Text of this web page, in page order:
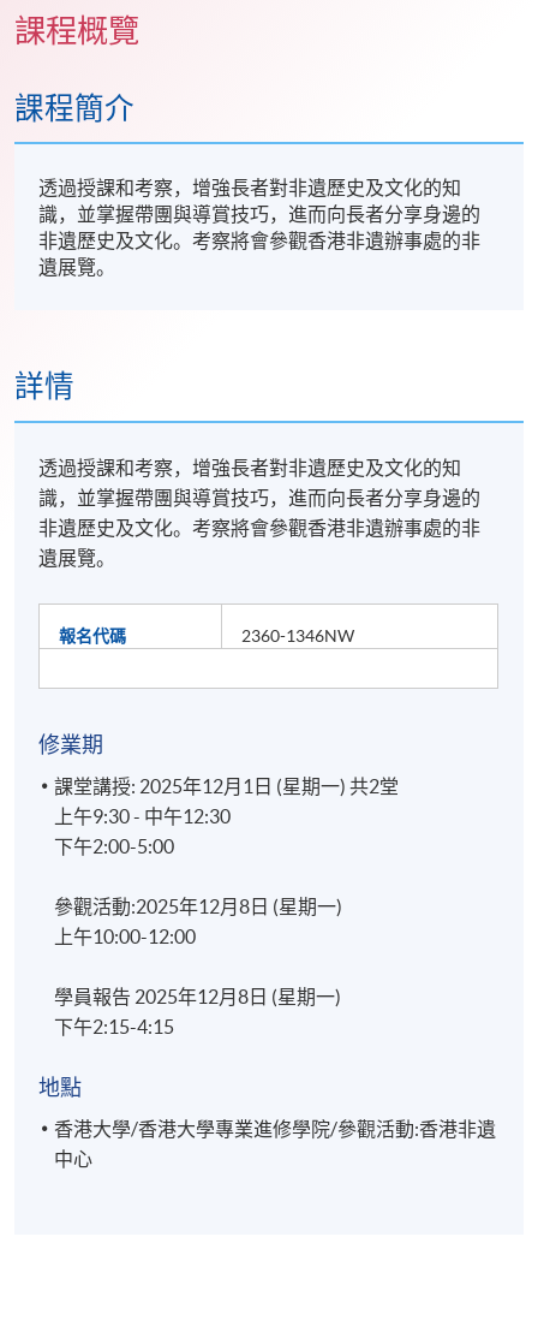
課程概覽
課程簡介
透過授課和考察，增強長者對非遺歷史及文化的知
識，並掌握帶團與導賞技巧，進而向長者分享身邊的
非遺歷史及文化。考察將會參觀香港非遺辦事處的非
遺展覽。
詳情
透過授課和考察，增強長者對非遺歷史及文化的知
識，並掌握帶團與導賞技巧，進而向長者分享身邊的
非遺歷史及文化。考察將會參觀香港非遺辦事處的非
遺展覽。
報名代碼 2360-1346NW
修業期
課堂講授: 2025年12月1日 (星期一) 共2堂
上午9:30 - 中午12:30
下午2:00-5:00
參觀活動:2025年12月8日 (星期一)
上午10:00-12:00
學員報告 2025年12月8日 (星期一)
下午2:15-4:15
地點
香港大學/香港大學專業進修學院/參觀活動:香港非遺
中心